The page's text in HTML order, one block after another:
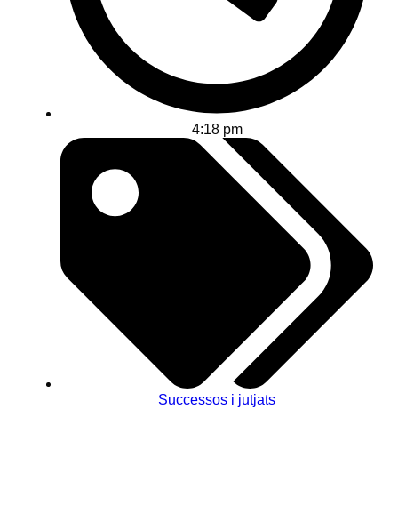
4:18 pm
Successos i jutjats